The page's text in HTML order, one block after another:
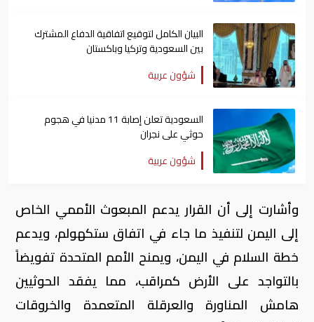
البيان الكامل لتوقيع اتفاقية الدفاع المشترك
بين السعودية وتركيا وباكستان
شؤون عربية
السعودية تعلن إصابة 11 مدنيا في هجوم
حوثي على نجران
شؤون عربية
وأشارت إلى أن القرار يدعم المبعوث الأممي الخاص
إلى اليمن لتنفيذ ما جاء في اتفاق ستكهولم، ويدعم
خطة السلام في اليمن، ويمنح الأمم المتحدة تفويضاً
بالتواجد على الأرض كمراقب، مما يفقد الحوثيين
هامش المناورة والعرقلة المتعمدة والخروقات